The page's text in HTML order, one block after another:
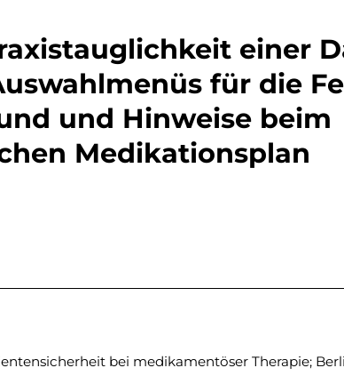
einer
für die
und Hinweise beim
Medikationsplan
bei medikamentöser Therapie;